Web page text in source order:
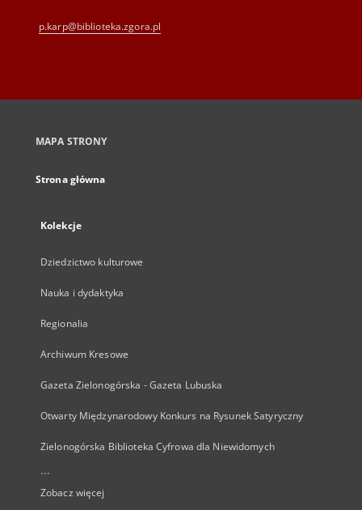
p.karp@biblioteka.zgora.pl
MAPA STRONY
Strona główna
Kolekcje
Dziedzictwo kulturowe
Nauka i dydaktyka
Regionalia
Archiwum Kresowe
Gazeta Zielonogórska - Gazeta Lubuska
Otwarty Międzynarodowy Konkurs na Rysunek Satyryczny
Zielonogórska Biblioteka Cyfrowa dla Niewidomych
...
Zobacz więcej